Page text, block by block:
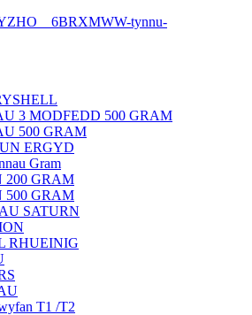
3 MODFEDD 500 GRAM
500 GRAM
ERGYD
Gram
200 GRAM
500 GRAM
SATURN
RHUEINIG
T1 /T2